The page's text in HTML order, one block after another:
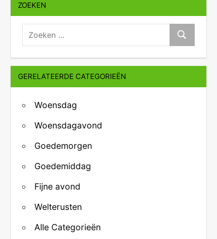
ZOEKEN
zoeken:
Zoeken
GERELATEERDE CATEGORIEËN
Woensdag
Woensdagavond
Goedemorgen
Goedemiddag
Fijne avond
Welterusten
Alle Categorieën